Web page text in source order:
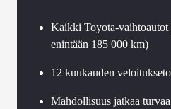
Kaikki Toyota-vaihtoautot
enintään 185 000 km)
12 kuukauden
Mahdollisuus jatkaa